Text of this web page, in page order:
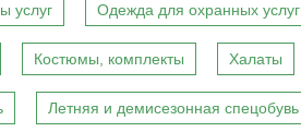
услуг Одежда для охранных услуг
Костюмы, комплекты Халаты
Летняя и демисезонная спецобувь